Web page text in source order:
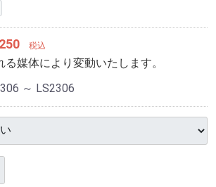
税込
媒体により変動いたします。
～ LS2306